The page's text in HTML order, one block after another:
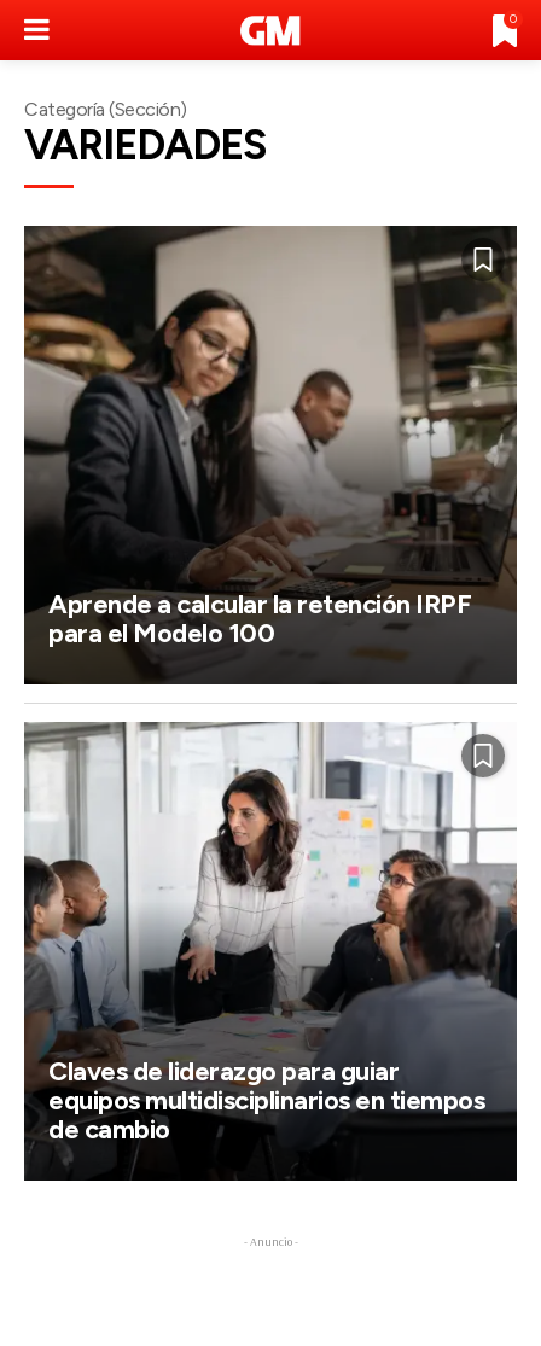
0
Categoría (Sección)
VARIEDADES
Aprende a calcular la retención IRPF
para el Modelo 100
Claves de liderazgo para guiar
equipos multidisciplinarios en tiempos
de cambio
- Anuncio -